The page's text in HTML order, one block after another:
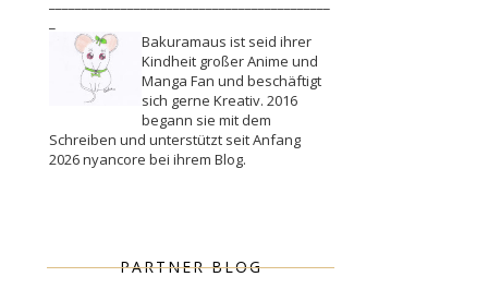
Bakuramaus ist seid ihrer
Kindheit großer Anime und
Manga Fan und beschäftigt
sich gerne Kreativ. 2016
begann sie mit dem
Schreiben und unterstützt seit Anfang
2026 nyancore bei ihrem Blog.
PARTNER BLOG